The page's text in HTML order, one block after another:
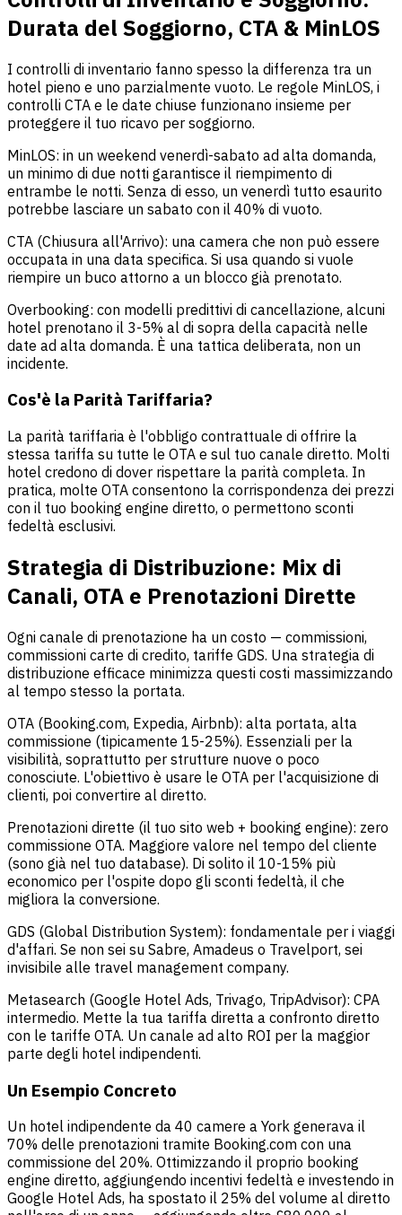
Durata del Soggiorno, CTA & MinLOS
I controlli di inventario fanno spesso la differenza tra un
hotel pieno e uno parzialmente vuoto. Le regole MinLOS, i
controlli CTA e le date chiuse funzionano insieme per
proteggere il tuo ricavo per soggiorno.
MinLOS: in un weekend venerdì-sabato ad alta domanda,
un minimo di due notti garantisce il riempimento di
entrambe le notti. Senza di esso, un venerdì tutto esaurito
potrebbe lasciare un sabato con il 40% di vuoto.
CTA (Chiusura all'Arrivo): una camera che non può essere
occupata in una data specifica. Si usa quando si vuole
riempire un buco attorno a un blocco già prenotato.
Overbooking: con modelli predittivi di cancellazione, alcuni
hotel prenotano il 3-5% al di sopra della capacità nelle
date ad alta domanda. È una tattica deliberata, non un
incidente.
Cos'è la Parità Tariffaria?
La parità tariffaria è l'obbligo contrattuale di offrire la
stessa tariffa su tutte le OTA e sul tuo canale diretto. Molti
hotel credono di dover rispettare la parità completa. In
pratica, molte OTA consentono la corrispondenza dei prezzi
con il tuo booking engine diretto, o permettono sconti
fedeltà esclusivi.
Strategia di Distribuzione: Mix di
Canali, OTA e Prenotazioni Dirette
Ogni canale di prenotazione ha un costo — commissioni,
commissioni carte di credito, tariffe GDS. Una strategia di
distribuzione efficace minimizza questi costi massimizzando
al tempo stesso la portata.
OTA (Booking.com, Expedia, Airbnb): alta portata, alta
commissione (tipicamente 15-25%). Essenziali per la
visibilità, soprattutto per strutture nuove o poco
conosciute. L'obiettivo è usare le OTA per l'acquisizione di
clienti, poi convertire al diretto.
Prenotazioni dirette (il tuo sito web + booking engine): zero
commissione OTA. Maggiore valore nel tempo del cliente
(sono già nel tuo database). Di solito il 10-15% più
economico per l'ospite dopo gli sconti fedeltà, il che
migliora la conversione.
GDS (Global Distribution System): fondamentale per i viaggi
d'affari. Se non sei su Sabre, Amadeus o Travelport, sei
invisibile alle travel management company.
Metasearch (Google Hotel Ads, Trivago, TripAdvisor): CPA
intermedio. Mette la tua tariffa diretta a confronto diretto
con le tariffe OTA. Un canale ad alto ROI per la maggior
parte degli hotel indipendenti.
Un Esempio Concreto
Un hotel indipendente da 40 camere a York generava il
70% delle prenotazioni tramite Booking.com con una
commissione del 20%. Ottimizzando il proprio booking
engine diretto, aggiungendo incentivi fedeltà e investendo in
Google Hotel Ads, ha spostato il 25% del volume al diretto